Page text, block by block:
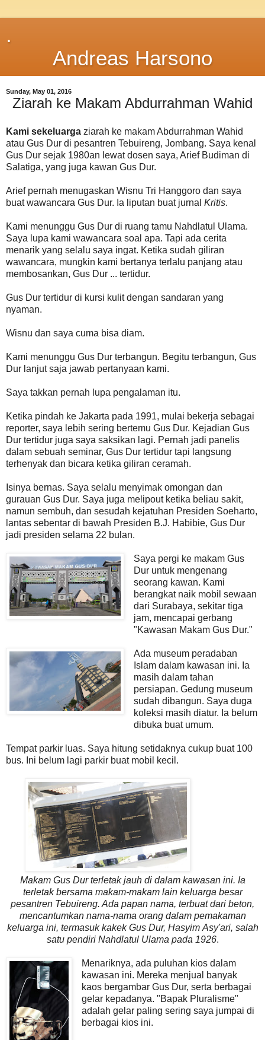
.
Andreas Harsono
Sunday, May 01, 2016
Ziarah ke Makam Abdurrahman Wahid
Kami sekeluarga ziarah ke makam Abdurrahman Wahid
atau Gus Dur di pesantren Tebuireng, Jombang. Saya kenal
Gus Dur sejak 1980an lewat dosen saya, Arief Budiman di
Salatiga, yang juga kawan Gus Dur.
Arief pernah menugaskan Wisnu Tri Hanggoro dan saya
buat wawancara Gus Dur. Ia liputan buat jurnal Kritis.
Kami menunggu Gus Dur di ruang tamu Nahdlatul Ulama.
Saya lupa kami wawancara soal apa. Tapi ada cerita
menarik yang selalu saya ingat. Ketika sudah giliran
wawancara, mungkin kami bertanya terlalu panjang atau
membosankan, Gus Dur ... tertidur.
Gus Dur tertidur di kursi kulit dengan sandaran yang
nyaman.
Wisnu dan saya cuma bisa diam.
Kami menunggu Gus Dur terbangun. Begitu terbangun, Gus
Dur lanjut saja jawab pertanyaan kami.
Saya takkan pernah lupa pengalaman itu.
Ketika pindah ke Jakarta pada 1991, mulai bekerja sebagai
reporter, saya lebih sering bertemu Gus Dur. Kejadian Gus
Dur tertidur juga saya saksikan lagi. Pernah jadi panelis
dalam sebuah seminar, Gus Dur tertidur tapi langsung
terhenyak dan bicara ketika giliran ceramah.
Isinya bernas. Saya selalu menyimak omongan dan
gurauan Gus Dur. Saya juga melipout ketika beliau sakit,
namun sembuh, dan sesudah kejatuhan Presiden Soeharto,
lantas sebentar di bawah Presiden B.J. Habibie, Gus Dur
jadi presiden selama 22 bulan.
Saya pergi ke makam Gus
Dur untuk mengenang
seorang kawan. Kami
berangkat naik mobil sewaan
dari Surabaya, sekitar tiga
jam, mencapai gerbang
"Kawasan Makam Gus Dur."
Ada museum peradaban
Islam dalam kawasan ini. Ia
masih dalam tahan
persiapan. Gedung museum
sudah dibangun. Saya duga
koleksi masih diatur. Ia belum
dibuka buat umum.
Tempat parkir luas. Saya hitung setidaknya cukup buat 100
bus. Ini belum lagi parkir buat mobil kecil.
Makam Gus Dur terletak jauh di dalam kawasan ini. Ia
terletak bersama makam-makam lain keluarga besar
pesantren Tebuireng. Ada papan nama, terbuat dari beton,
mencantumkan nama-nama orang dalam pemakaman
keluarga ini, termasuk kakek Gus Dur, Hasyim Asy'ari, salah
satu pendiri Nahdlatul Ulama pada 1926.
Menariknya, ada puluhan kios dalam
kawasan ini. Mereka menjual banyak
kaos bergambar Gus Dur, serta berbagai
gelar kepadanya. "Bapak Pluralisme"
adalah gelar paling sering saya jumpai di
berbagai kios ini.